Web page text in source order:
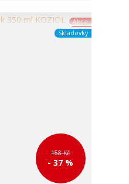
Akce
Skladovky
158 Kč
- 37 %